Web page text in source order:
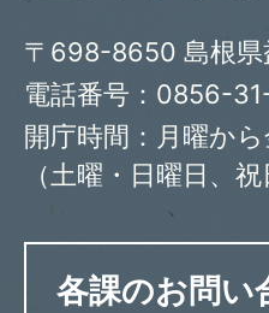
〒698-8650 島根県
電話番号：0856-
開庁時間：月曜か
（土曜・日曜日、
各課のお問い